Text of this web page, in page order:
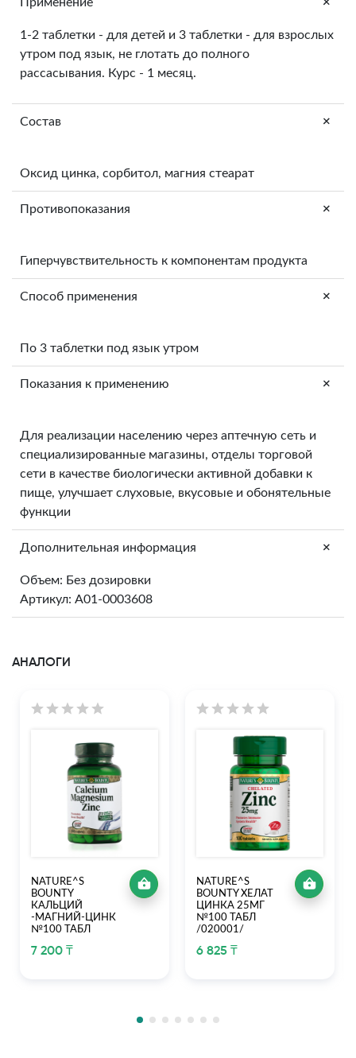
1-2 таблетки - для детей и 3 таблетки - для взрослых
утром под язык, не глотать до полного
рассасывания. Курс - 1 месяц.
Состав +
Оксид цинка, сорбитол, магния стеарат
Противопоказания +
Гиперчувствительность к компонентам продукта
Способ применения +
По 3 таблетки под язык утром
Показания к применению +
Для реализации населению через аптечную сеть и
специализированные магазины, отделы торговой
сети в качестве биологически активной добавки к
пище, улучшает слуховые, вкусовые и обонятельные
функции
Дополнительная информация +
Объем: Без дозировки
Артикул: A01-0003608
АНАЛОГИ
NATURE^S
BOUNTY
КАЛЬЦИЙ
-МАГНИЙ-ЦИНК
№100 ТАБЛ
7 200 ₸
NATURE^S
BOUNTY ХЕЛАТ
ЦИНКА 25МГ
№100 ТАБЛ
/020001/
6 825 ₸